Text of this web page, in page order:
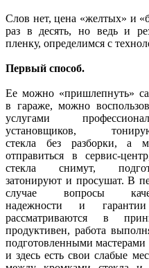
Слов нет, цена «желтых» и
раз в десять, но ведь и
пленку, определимся с
Первый способ.
Ее можно «пришлепнуть»
в гараже, можно
услугами
установщиков,
стекла без разборки, а
отправиться в сервис-
стекла снимут,
затонируют и просушат. В
случае вопросы
надежности и
рассматриваются в
продуктивен, работа
подготовленными
и здесь есть свои слабые